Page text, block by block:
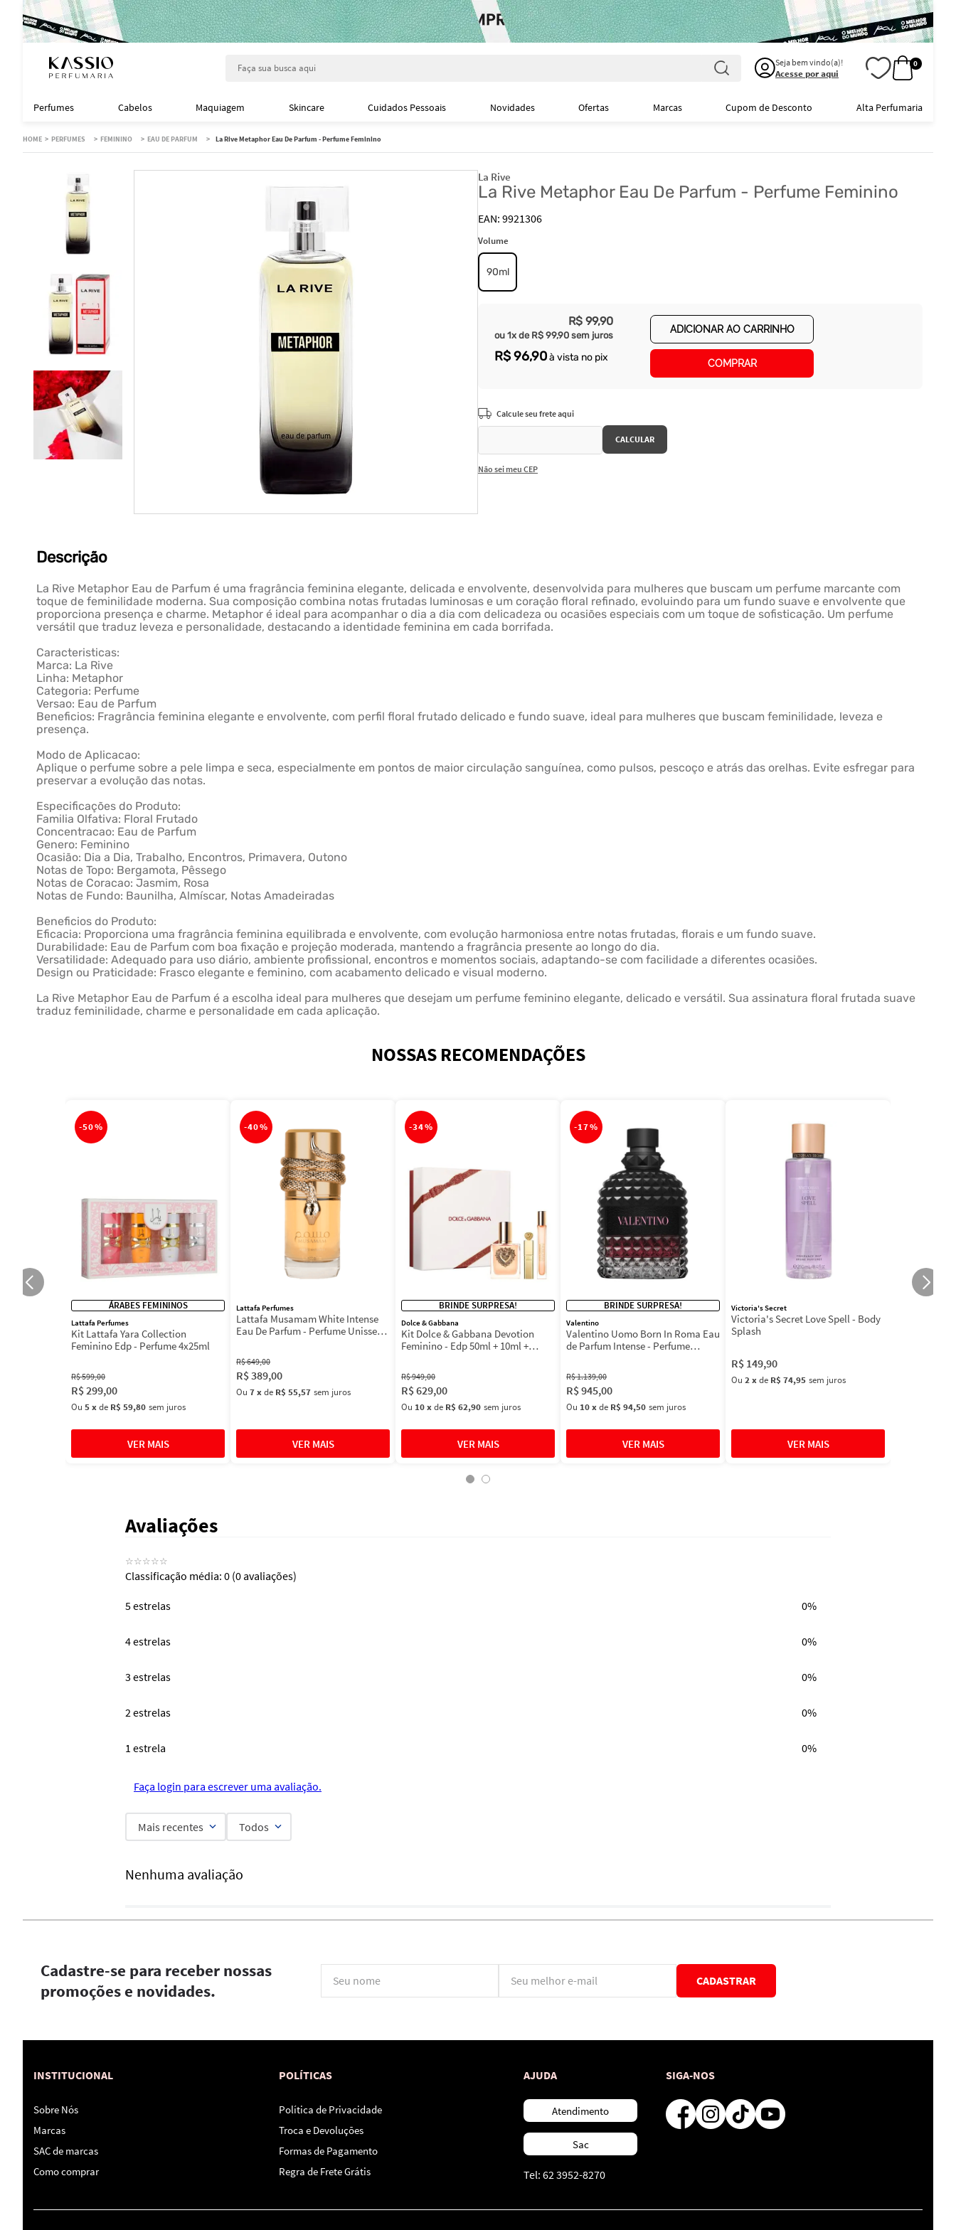
Seja bem vindo(a)!
Acesse por aqui
0
Perfumes Cabelos Maquiagem Skincare Cuidados Pessoais Novidades Ofertas Marcas Cupom de Desconto Alta Perfumaria
PERFUMES FEMININO EAU DE PARFUM La Rive Metaphor Eau De Parfum - Perfume Feminino
La Rive
La Rive Metaphor Eau De Parfum - Perfume Feminino
9921306
Volume
90ml
R$ 99,90
ou 1x de R$ 99,90 sem juros
R$96,90à vista no pix
ADICIONAR AO CARRINHO
COMPRAR
Não sei meu CEP
Descrição
La Rive Metaphor Eau de Parfum é uma fragrância feminina elegante, delicada e envolvente, desenvolvida para mulheres que buscam um perfume marcante com
toque de feminilidade moderna. Sua composição combina notas frutadas luminosas e um coração floral refinado, evoluindo para um fundo suave e envolvente que
proporciona presença e charme. Metaphor é ideal para acompanhar o dia a dia com delicadeza ou ocasiões especiais com um toque de sofisticação. Um perfume
versátil que traduz leveza e personalidade, destacando a identidade feminina em cada borrifada.
Caracteristicas:
Marca: La Rive
Linha: Metaphor
Categoria: Perfume
Versao: Eau de Parfum
Beneficios: Fragrância feminina elegante e envolvente, com perfil floral frutado delicado e fundo suave, ideal para mulheres que buscam feminilidade, leveza e
presença.
Modo de Aplicacao:
Aplique o perfume sobre a pele limpa e seca, especialmente em pontos de maior circulação sanguínea, como pulsos, pescoço e atrás das orelhas. Evite esfregar para
preservar a evolução das notas.
Especificações do Produto:
Familia Olfativa: Floral Frutado
Concentracao: Eau de Parfum
Genero: Feminino
Ocasião: Dia a Dia, Trabalho, Encontros, Primavera, Outono
Notas de Topo: Bergamota, Pêssego
Notas de Coracao: Jasmim, Rosa
Notas de Fundo: Baunilha, Almíscar, Notas Amadeiradas
Beneficios do Produto:
Eficacia: Proporciona uma fragrância feminina equilibrada e envolvente, com evolução harmoniosa entre notas frutadas, florais e um fundo suave.
Durabilidade: Eau de Parfum com boa fixação e projeção moderada, mantendo a fragrância presente ao longo do dia.
Versatilidade: Adequado para uso diário, ambiente profissional, encontros e momentos sociais, adaptando-se com facilidade a diferentes ocasiões.
Design ou Praticidade: Frasco elegante e feminino, com acabamento delicado e visual moderno.
La Rive Metaphor Eau de Parfum é a escolha ideal para mulheres que desejam um perfume feminino elegante, delicado e versátil. Sua assinatura floral frutada suave
traduz feminilidade, charme e personalidade em cada aplicação.
NOSSAS RECOMENDAÇÕES
-50%
ÁRABES FEMININOS
Lattafa Perfumes
Kit Lattafa Yara Collection
Feminino Edp - Perfume 4x25ml
R$599,00
R$299,00
Ou 5xde R$ 59,80 sem juros
-40%
Lattafa Perfumes
Lattafa Musamam White Intense
Eau De Parfum - Perfume Unissex
R$649,00
R$389,00
Ou 7xde R$ 55,57 sem juros
-34%
BRINDE SURPRESA!
Dolce & Gabbana
Kit Dolce & Gabbana Devotion
Feminino - Edp 50ml + 10ml +
R$949,00
R$629,00
Ou 10xde R$ 62,90 sem juros
-17%
BRINDE SURPRESA!
Valentino
Valentino Uomo Born In Roma Eau
de Parfum Intense - Perfume
R$1.139,00
R$945,00
Ou 10xde R$ 94,50 sem juros
Victoria's Secret
Victoria's Secret Love Spell - Body
Splash
R$ 149,90
Ou 2xde R$ 74,95 sem juros
Avaliações
☆☆☆☆☆
Classificação média: 0 (0 avaliações)
5 estrelas 0%
4 estrelas 0%
3 estrelas 0%
2 estrelas 0%
1 estrela 0%
Faça login para escrever uma avaliação.
Mais recentes Todos
Nenhuma avaliação
Cadastre-se para receber nossas
promoções e novidades.
CADASTRAR
INSTITUCIONAL
Sobre Nós
Marcas
SAC de marcas
Como comprar
POLÍTICAS
Política de Privacidade
Troca e Devoluções
Formas de Pagamento
Regra de Frete Grátis
AJUDA
Atendimento
Sac
Tel: 62 3952-8270
SIGA-NOS